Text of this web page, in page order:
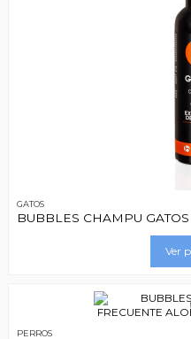
GATOS
BUBBLES CHAMPU
Ver
PERROS